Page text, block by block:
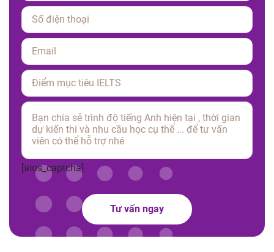
Please leave this field empty.
[aios_captcha]
Tư vấn ngay